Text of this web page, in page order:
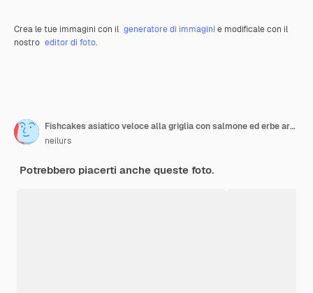
Crea le tue immagini con il generatore di immagini e modificale con il
nostro editor di foto.
Fishcakes asiatico veloce alla griglia con salmone ed erbe aromatiche
neilurs
Potrebbero piacerti anche queste foto.